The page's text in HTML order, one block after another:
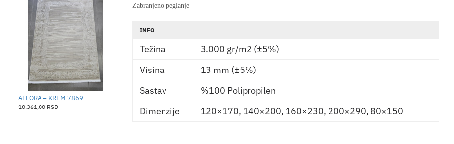
ALLORA – KREM 7869
10.361,00 RSD
Zabranjeno peglanje
INFO
Težina
3.000 gr/m2 (±5%)
Visina
13 mm (±5%)
Sastav
%100 Polipropilen
Dimenzije
120×170, 140×200, 160×230, 200×290, 80×150